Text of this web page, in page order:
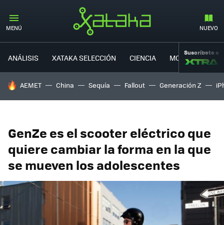
MENÚ NUEVO
ANÁLISIS XATAKA SELECCIÓN CIENCIA MOVILIDAD
Suscríbete a
HOY SE HABLA DE
AEMET China Sequía Fallout Generación Z
GenZe es el scooter eléctrico que
quiere cambiar la forma en la que
se mueven los adolescentes